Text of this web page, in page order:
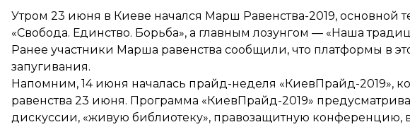
Утром 23 июня в Киеве начался Марш Равенства-2019, основной
«Свобода. Единство. Борьба», а главным лозунгом — «Наша
Ранее участники Марша равенства сообщили, что платформы в
запугивания.
Напомним, 14 июня началась прайд-неделя «КиевПрайд-2019»,
равенства 23 июня. Программа «КиевПрайд-2019»
дискуссии, «живую библиотеку», правозащитную конференцию,